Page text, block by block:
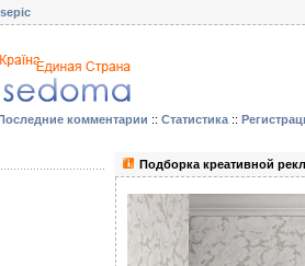
комментарии :: Статистика ::
Подборка креативной